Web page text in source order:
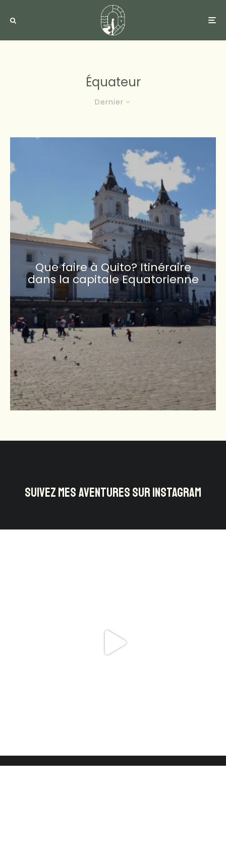
Équateur
Dernier
Que faire à Quito? Itinéraire
dans la capitale Equatorienne
SUIVEZ MES AVENTURES SUR INSTAGRAM